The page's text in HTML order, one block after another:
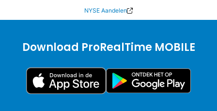
NYSE Aandelen
Download ProRealTime MOBILE